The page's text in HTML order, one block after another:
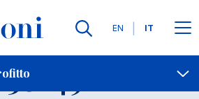
Lingue
EN IT
Contatti
Open